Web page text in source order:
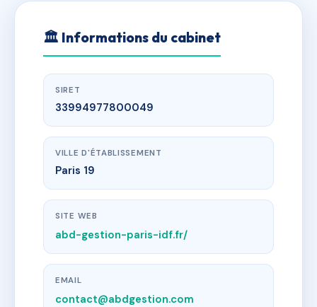
🏛 Informations du cabinet
SIRET
33994977800049
VILLE D'ÉTABLISSEMENT
Paris 19
SITE WEB
abd-gestion-paris-idf.fr/
EMAIL
contact@abdgestion.com